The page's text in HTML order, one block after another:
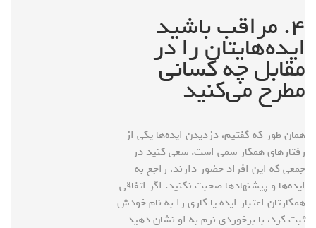
۴. مراقب باشید
ایده‌هایتان را در
مقابل چه کسانی
مطرح می‌کنید
همان طور که گفتیم، دزدیدن ایده‌ها یکی از
رفتارهای همکار سمی است. سعی کنید در
جمعی که این افراد حضور دارند، راجع به
ایده‌ها و پیشنهادها صحبت نکنید. اگر اتفاقی
همکارتان اعتبار ایده یا کاری را به نام خودش
ثبت کرد، با برخوردی نرم به او نشان دهید